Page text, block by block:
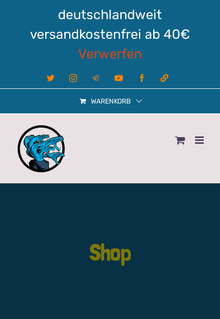
deutschlandweit
versandkostenfrei ab 40€
Verwerfen
X InstagramTelegram YouTube FacebookLinktree
WARENKORB
Shop